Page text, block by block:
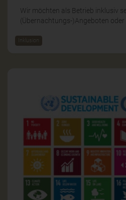
Wir möchten als Betrieb inklusiv
(Übernachtungs-)Angeboten oder
Inklusion